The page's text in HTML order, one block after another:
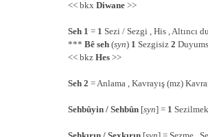
<< bkx Diwane>>
Seh 1 = 1 Sezi / Sezgi , His , Altıncı
*** Bê seh(syn) 1 Sezgisiz 2
<< bkz Hes>>
Seh 2 = Anlama , Kavrayış (mz)
Sehbûyin / Sehbûn[syn] = 1